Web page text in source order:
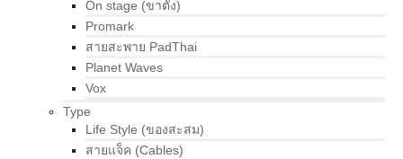
On stage (ขาตั้ง)
Promark
สายสะพาย PadThai
Planet Waves
Vox
Type
Life Style (ของสะสม)
สายแจ็ค (Cables)